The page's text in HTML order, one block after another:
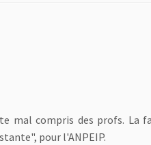
mal compris des profs. La
pour l'ANPEIP.